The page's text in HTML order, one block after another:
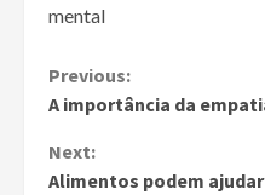
mental
Continue
Reading
Previous:
A importância da
Next:
Alimentos podem